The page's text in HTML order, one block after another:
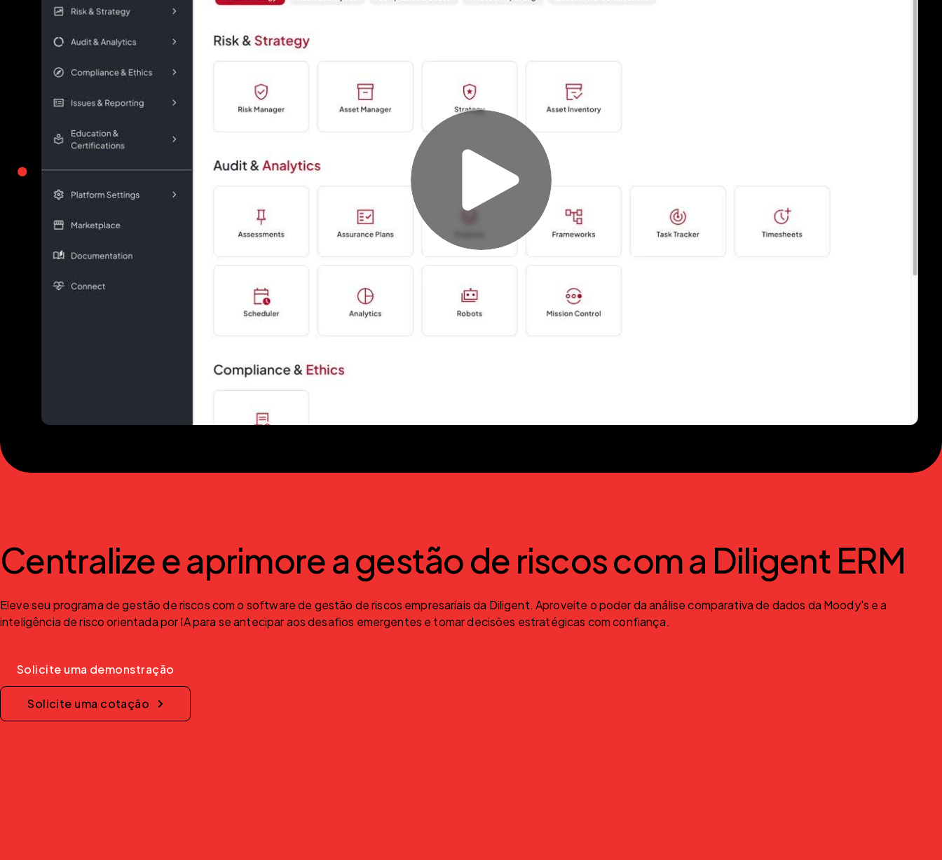
Centralize e aprimore a gestão de riscos com a Diligent ERM
Eleve seu programa de gestão de riscos com o software de gestão de riscos empresariais da Diligent. Aproveite o poder da análise comparativa de dados da Moody's e a
inteligência de risco orientada por IA para se antecipar aos desafios emergentes e tomar decisões estratégicas com confiança.
Solicite uma demonstração
Solicite uma cotação